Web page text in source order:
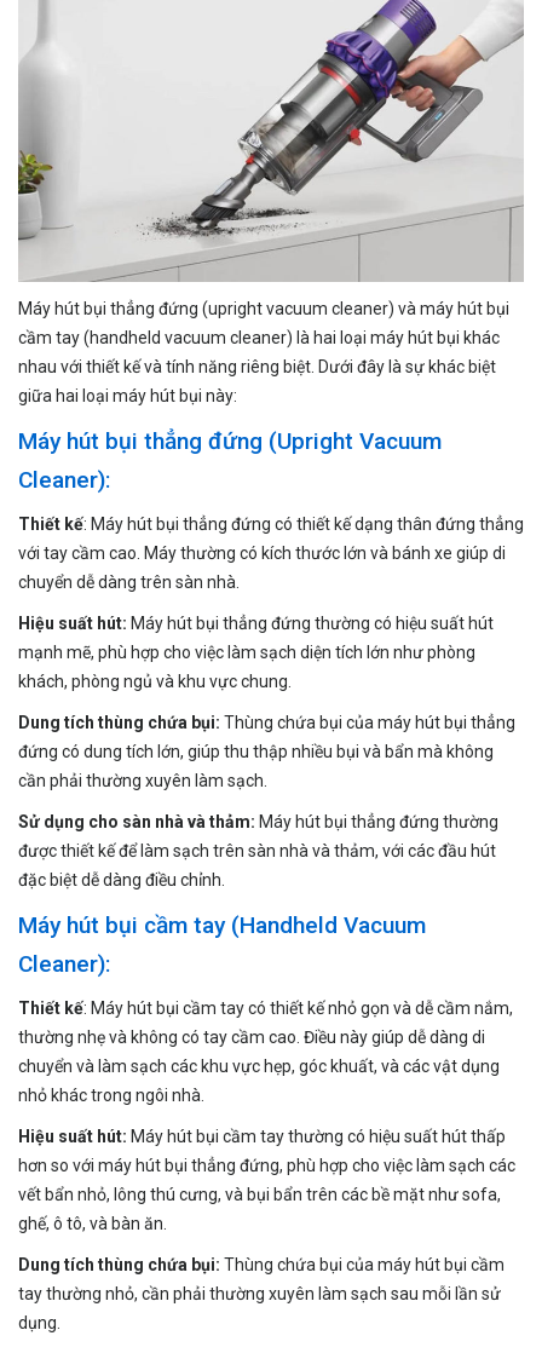
Máy hút bụi thẳng đứng (upright vacuum cleaner) và máy hút bụi
cầm tay (handheld vacuum cleaner) là hai loại máy hút bụi khác
nhau với thiết kế và tính năng riêng biệt. Dưới đây là sự khác biệt
giữa hai loại máy hút bụi này:
Máy hút bụi thẳng đứng (Upright Vacuum
Cleaner):
Thiết kế: Máy hút bụi thẳng đứng có thiết kế dạng thân đứng thẳng
với tay cầm cao. Máy thường có kích thước lớn và bánh xe giúp di
chuyển dễ dàng trên sàn nhà.
Hiệu suất hút: Máy hút bụi thẳng đứng thường có hiệu suất hút
mạnh mẽ, phù hợp cho việc làm sạch diện tích lớn như phòng
khách, phòng ngủ và khu vực chung.
Dung tích thùng chứa bụi: Thùng chứa bụi của máy hút bụi thẳng
đứng có dung tích lớn, giúp thu thập nhiều bụi và bẩn mà không
cần phải thường xuyên làm sạch.
Sử dụng cho sàn nhà và thảm: Máy hút bụi thẳng đứng thường
được thiết kế để làm sạch trên sàn nhà và thảm, với các đầu hút
đặc biệt dễ dàng điều chỉnh.
Máy hút bụi cầm tay (Handheld Vacuum
Cleaner):
Thiết kế: Máy hút bụi cầm tay có thiết kế nhỏ gọn và dễ cầm nắm,
thường nhẹ và không có tay cầm cao. Điều này giúp dễ dàng di
chuyển và làm sạch các khu vực hẹp, góc khuất, và các vật dụng
nhỏ khác trong ngôi nhà.
Hiệu suất hút: Máy hút bụi cầm tay thường có hiệu suất hút thấp
hơn so với máy hút bụi thẳng đứng, phù hợp cho việc làm sạch các
vết bẩn nhỏ, lông thú cưng, và bụi bẩn trên các bề mặt như sofa,
ghế, ô tô, và bàn ăn.
Dung tích thùng chứa bụi: Thùng chứa bụi của máy hút bụi cầm
tay thường nhỏ, cần phải thường xuyên làm sạch sau mỗi lần sử
dụng.